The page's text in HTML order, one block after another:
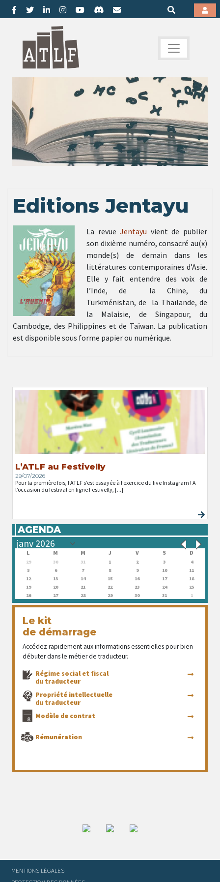
Editions Jentayu
La revueJentayu vient de publier
son dixième numéro, consacré au(x)
monde(s) de demain dans les
littératures contemporaines d’Asie.
Elle y fait entendre des voix de
l’Inde, de la Chine, du
Turkménistan, de la Thaïlande, de
la Malaisie, de Singapour, du
Cambodge, des Philippines et de Taïwan. La publication
est disponible sous forme papier ou numérique.
L’ATLF au Festivelly
29/07/2026
Pour la première fois, l’ATLF s’est essayée à l’exercice du live Instagram ! A
l’occasion du festival en ligne Festivelly, [...]
AGENDA
L M M J V S D
29 30 31 1 2 3
4
5
6 7 8 9 10
11
12
13 14 15 16 17
18
19
20 21 22 23 24
25
26
27 28 29 30 31 1
Le kit
de démarrage
Accédez rapidement aux informations essentielles pour bien
débuter dans le métier de traducteur.
Régime social et fiscal
du traducteur
Propriété intellectuelle
du traducteur
Modèle de contrat
Rémunération
MENTIONS LÉGALES